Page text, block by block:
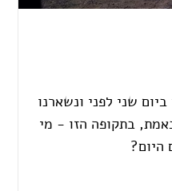
שני לפני ונשארנו
בתקופה הזו - מי
היום?